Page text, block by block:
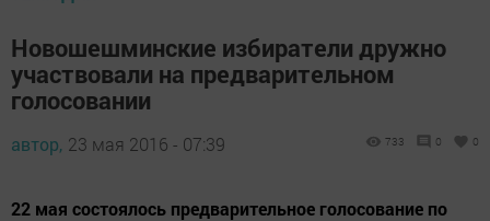
Новошешминские избиратели дружно
участвовали на предварительном
голосовании
автор, 23 мая 2016 - 07:39 733 0 0
22 мая состоялось предварительное голосование по